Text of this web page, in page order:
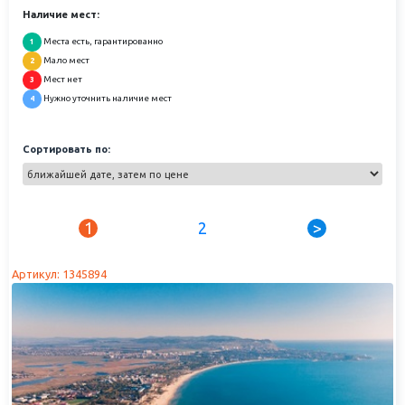
Наличие мест:
1 Места есть, гарантированно
2 Мало мест
3 Мест нет
4 Нужно уточнить наличие мест
Сортировать по:
1 2 >
Артикул: 1345894